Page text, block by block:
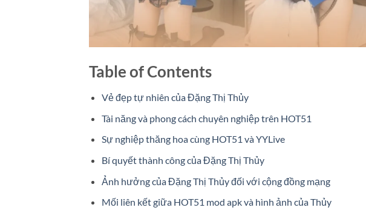
Table of Contents
Vẻ đẹp tự nhiên của Đặng Thị Thủy
Tài năng và phong cách chuyên nghiệp trên HOT51
Sự nghiệp thăng hoa cùng HOT51 và YYLive
Bí quyết thành công của Đặng Thị Thủy
Ảnh hưởng của Đặng Thị Thủy đối với cộng đồng mạng
Mối liên kết giữa HOT51 mod apk và hình ảnh của Thủy